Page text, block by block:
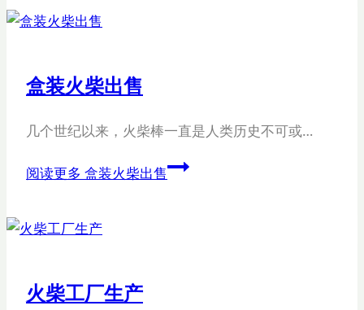
盒装火柴出售
几个世纪以来，火柴棒一直是人类历史不可或…
阅读更多 盒装火柴出售
火柴工厂生产